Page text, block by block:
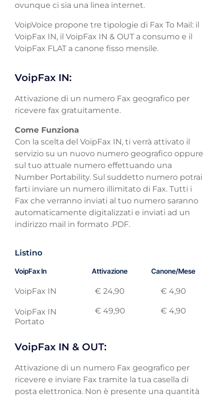
ovunque ci sia una linea internet.
VoipVoice propone tre tipologie di Fax To Mail: il
VoipFax IN, il VoipFax IN & OUT a consumo e il
VoipFax FLAT a canone fisso mensile.
VoipFax IN:
Attivazione di un numero Fax geografico per
ricevere fax gratuitamente.
Come Funziona
Con la scelta del VoipFax IN, ti verrà attivato il
servizio su un nuovo numero geografico oppure
sul tuo attuale numero effettuando una
Number Portability. Sul suddetto numero potrai
farti inviare un numero illimitato di Fax. Tutti i
Fax che verranno inviati al tuo numero saranno
automaticamente digitalizzati e inviati ad un
indirizzo mail in formato .PDF.
Listino
VoipFax In Attivazione Canone/Mese
VoipFax IN € 24,90 € 4,90
VoipFax IN
Portato
€ 49,90 € 4,90
VoipFax IN & OUT:
Attivazione di un numero Fax geografico per
ricevere e inviare Fax tramite la tua casella di
posta elettronica. Non è presente una quantità